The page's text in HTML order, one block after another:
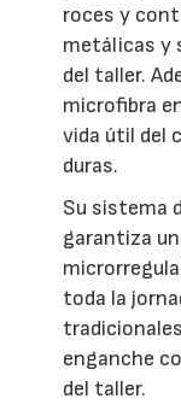
roces y
metálicas y
del taller.
microfibra
vida útil del
duras.
Su sistema
garantiza
toda la
enganche
del taller.